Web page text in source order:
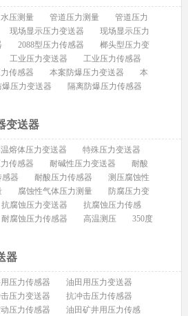
压测量 管道压力测量
管道压力
现场显示压力变送器
现场显示压力
2088型压力传感器
榔头型压力变
工业压力变送器
工业压力传感器
传感器 本案防爆压力变送器
本
爆压力变送器
隔离防爆压力传感器
变送器
熔体压力变送器
特殊压力变送器
传感器 耐碱性压力变送器
耐酸
器 耐酸压力传感器
测压腐蚀性
腐蚀性气体压力测量
防腐压力变
抗腐蚀压力变送器
抗腐蚀压力传感
耐腐蚀压力传感器 高温测压
350度
器
压力传感器
油田用压力变送器
压力变送器
抗冲击压力传感器
压力传感器
油田矿井用压力传感